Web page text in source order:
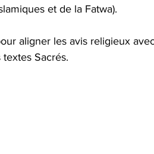
et de la Fatwa).
aligner les avis religieux
Sacrés.